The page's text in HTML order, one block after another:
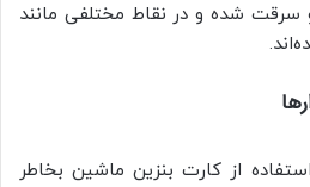
سرقت شده و در نقاط مختلفی مانند
از کارت بنزین ماشین بخاطر